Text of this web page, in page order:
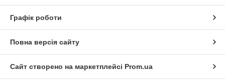
Графік роботи
Повна версія сайту
Сайт створено на маркетплейсі Prom.ua